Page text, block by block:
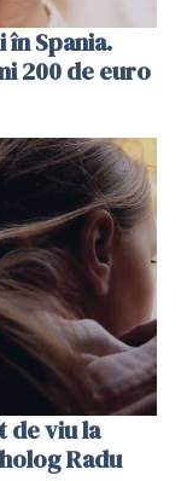
Spania.
200 de euro
de viu la
Radu